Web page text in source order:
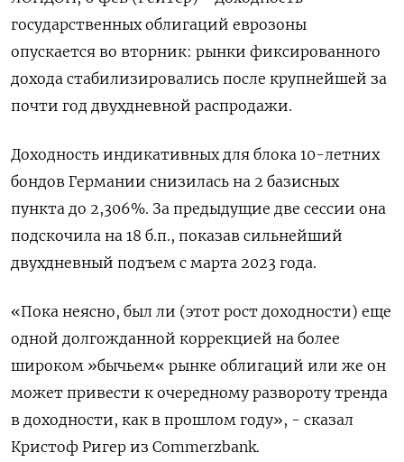
государственных облигаций еврозоны
опускается во вторник: рынки фиксированного
дохода стабилизировались после крупнейшей за
почти год двухдневной распродажи.
Доходность индикативных для блока 10-летних
бондов Германии снизилась на 2 базисных
пункта до 2,306%. За предыдущие две сессии она
подскочила на 18 б.п., показав сильнейший
двухдневный подъем с марта 2023 года.
«Пока неясно, был ли (этот рост доходности) еще
одной долгожданной коррекцией на более
широком »бычьем« рынке облигаций или же он
может привести к очередному развороту тренда
в доходности, как в прошлом году», - сказал
Кристоф Ригер из Commerzbank.